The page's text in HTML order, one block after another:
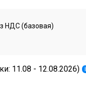
НДС (базовая)
11.08 - 12.08.2026) i